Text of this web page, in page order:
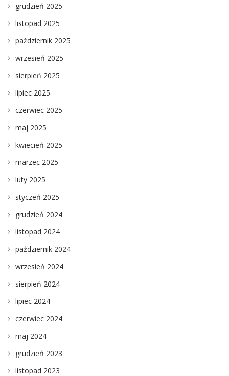
grudzień 2025
listopad 2025
październik 2025
wrzesień 2025
sierpień 2025
lipiec 2025
czerwiec 2025
maj 2025
kwiecień 2025
marzec 2025
luty 2025
styczeń 2025
grudzień 2024
listopad 2024
październik 2024
wrzesień 2024
sierpień 2024
lipiec 2024
czerwiec 2024
maj 2024
grudzień 2023
listopad 2023